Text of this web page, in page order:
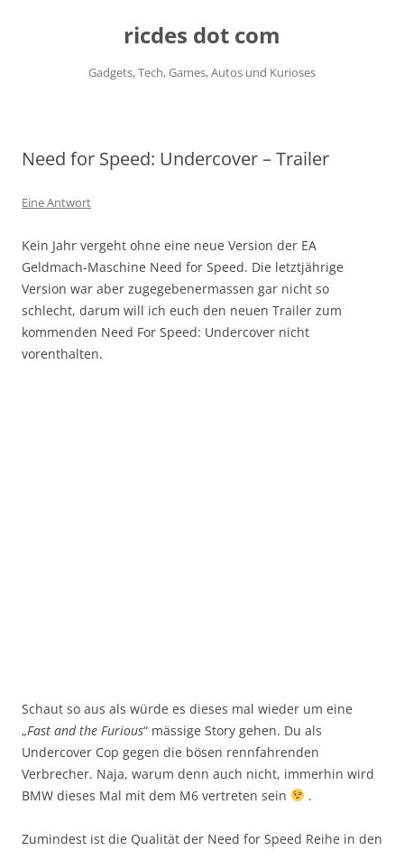
ricdes dot com
Gadgets, Tech, Games, Autos und Kurioses
Need for Speed: Undercover – Trailer
Eine Antwort
Kein Jahr vergeht ohne eine neue Version der EA
Geldmach-Maschine Need for Speed. Die letztjährige
Version war aber zugegebenermassen gar nicht so
schlecht, darum will ich euch den neuen Trailer zum
kommenden Need For Speed: Undercover nicht
vorenthalten.
Schaut so aus als würde es dieses mal wieder um eine
„Fast and the Furious“ mässige Story gehen. Du als
Undercover Cop gegen die bösen rennfahrenden
Verbrecher. Naja, warum denn auch nicht, immerhin wird
BMW dieses Mal mit dem M6 vertreten sein
.
Zumindest ist die Qualität der Need for Speed Reihe in den